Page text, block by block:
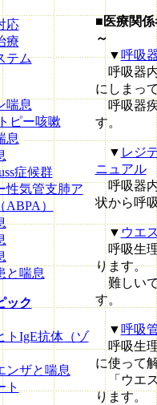
応
療
テム
喘息
ピー咳嗽
息
症候群
性気管支肺ア
）
と喘息
ック
トIgE抗体（ゾ
ンザと喘息
ト
■医療関
～
▼呼吸
呼吸器
にしまっ
呼吸器
す。
▼ レジ
ニュアル
呼吸器内
状から呼
▼ ウエ
呼吸生
ります。
難しい
す。
▼呼吸
呼吸生理
に使って
「ウエ
ります。